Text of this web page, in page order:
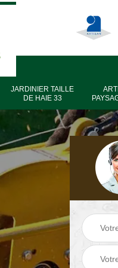
JARDINIER TAILLE
DE HAIE 33
Entreprise élagage
33